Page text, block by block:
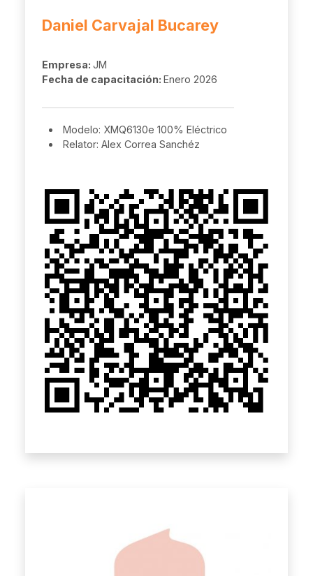
Daniel Carvajal Bucarey
Empresa: JM
Fecha de capacitación: Enero 2026
Modelo: XMQ6130e 100% Eléctrico
Relator: Alex Correa Sanchéz